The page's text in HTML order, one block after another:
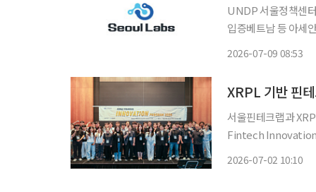
UNDP 서울정책센
입증베트남 등 아세안 인접국 확산 추진 블록
2026-07-09 08:53
XRPL 기반 핀
서울핀테크랩과
Fintech Innovation
2026-07-02 10:10